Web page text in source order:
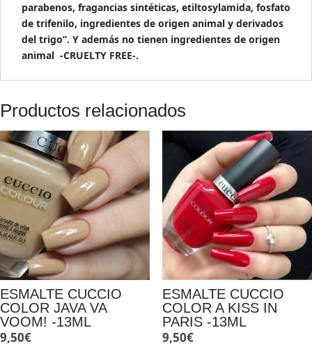
parabenos, fragancias sintéticas, etiltosylamida, fosfato
de trifenilo, ingredientes de origen animal y derivados
del trigo”. Y además no tienen ingredientes de origen
animal -CRUELTY FREE-.
Productos relacionados
ESMALTE CUCCIO
COLOR JAVA VA
VOOM! -13ML
9,50€
ESMALTE CUCCIO
COLOR A KISS IN
PARIS -13ML
9,50€